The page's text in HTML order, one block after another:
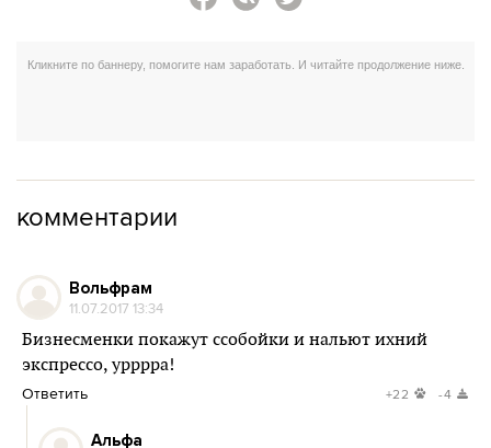
комментарии
Вольфрам
11.07.2017 13:34
Бизнесменки покажут ссобойки и нальют ихний
экспрессо, урррра!
Ответить +22 -4
Альфа